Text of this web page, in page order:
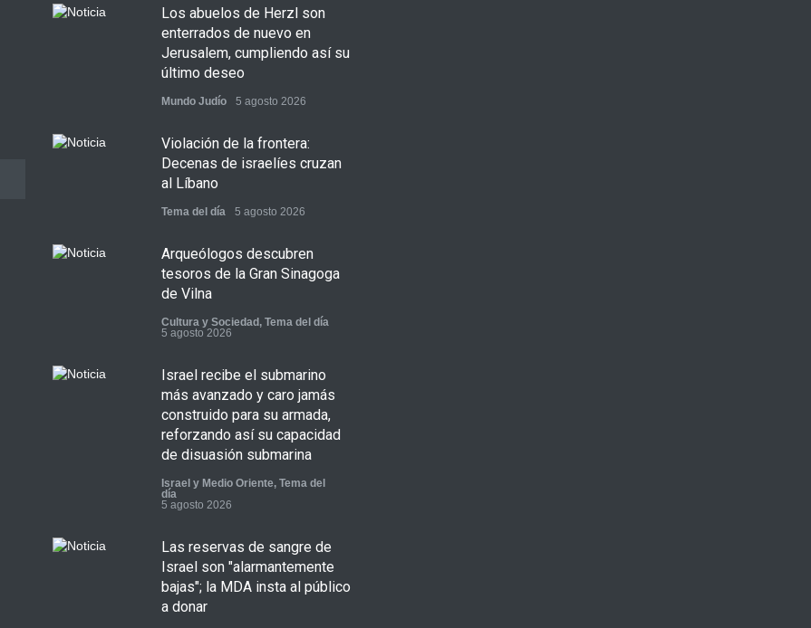
Los abuelos de Herzl son
enterrados de nuevo en
Jerusalem, cumpliendo así su
último deseo
Mundo Judío 5 agosto 2026
Violación de la frontera:
Decenas de israelíes cruzan
al Líbano
Tema del día 5 agosto 2026
Arqueólogos descubren
tesoros de la Gran Sinagoga
de Vilna
Cultura y Sociedad , Tema del día
5 agosto 2026
Israel recibe el submarino
más avanzado y caro jamás
construido para su armada,
reforzando así su capacidad
de disuasión submarina
Israel y Medio Oriente, Tema del
día
5 agosto 2026
Las reservas de sangre de
Israel son "alarmantemente
bajas"; la MDA insta al público
a donar